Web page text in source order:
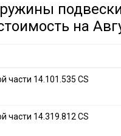
части 14.319.414 CS
на
части 14.101.535 CS
части 14.319.812 CS